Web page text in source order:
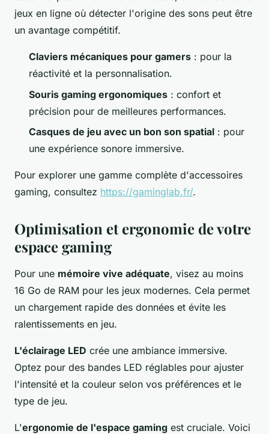
jeux en ligne où détecter l'origine des sons peut être
un avantage compétitif.
Claviers mécaniques pour gamers : pour la
réactivité et la personnalisation.
Souris gaming ergonomiques : confort et
précision pour de meilleures performances.
Casques de jeu avec un bon son spatial : pour
une expérience sonore immersive.
Pour explorer une gamme complète d'accessoires
gaming, consultez https://gaminglab.fr/.
Optimisation et ergonomie de votre
espace gaming
Pour une mémoire vive adéquate, visez au moins
16 Go de RAM pour les jeux modernes. Cela permet
un chargement rapide des données et évite les
ralentissements en jeu.
L'éclairage LED crée une ambiance immersive.
Optez pour des bandes LED réglables pour ajuster
l'intensité et la couleur selon vos préférences et le
type de jeu.
L'ergonomie de l'espace gaming est cruciale. Voici